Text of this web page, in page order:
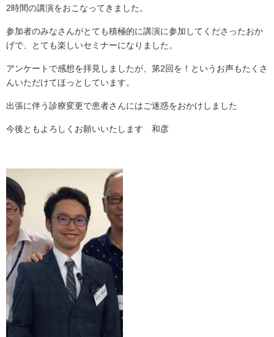
2時間の講演をおこなってきました。
参加者のみなさんがとても積極的に講演に参加してくださったおか
げで、とても楽しいセミナーになりました。
アンケートで感想を拝見しましたが、第2回を！というお声もたくさ
んいただけてほっとしています。
出張に伴う診療変更で患者さんにはご迷惑をおかけしました
今後ともよろしくお願いいたします 和彦